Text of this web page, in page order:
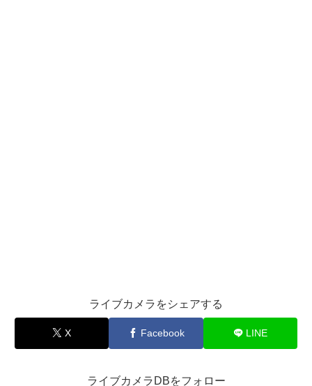
ライブカメラをシェアする
X Facebook LINE
ライブカメラDBをフォロー